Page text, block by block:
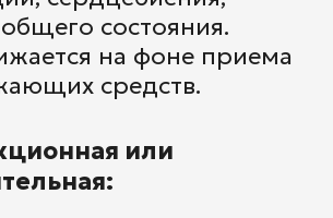
состояния.
на фоне приема
средств.
или